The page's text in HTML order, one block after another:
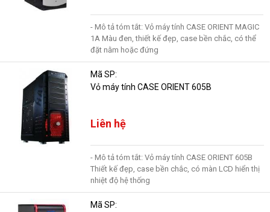
- Mô tả tóm tắt: Vỏ máy tính CASE ORIENT MAGIC
1A Màu đen, thiết kế đẹp, case bền chắc, có thể
đặt nằm hoặc đứng
Mã SP:
Vỏ máy tính CASE ORIENT 605B
Liên hệ
- Mô tả tóm tắt: Vỏ máy tính CASE ORIENT 605B
Thiết kế đẹp, case bền chắc, có màn LCD hiển thị
nhiệt độ hệ thống
Mã SP: